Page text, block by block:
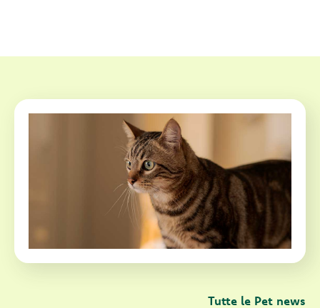
Tutte le Pet news